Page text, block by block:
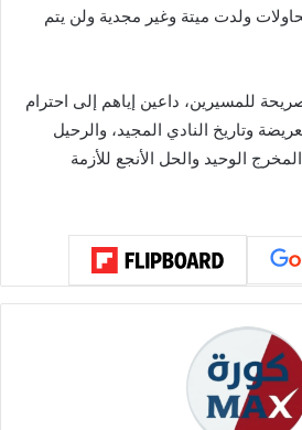
ولدت ميتة وغير مجدية ولن يتم
للمسيرين، داعين إياهم إلى احترام
وتاريخ النادي المجيد، والرحيل
الوحيد والحل الأنجع للأزمة